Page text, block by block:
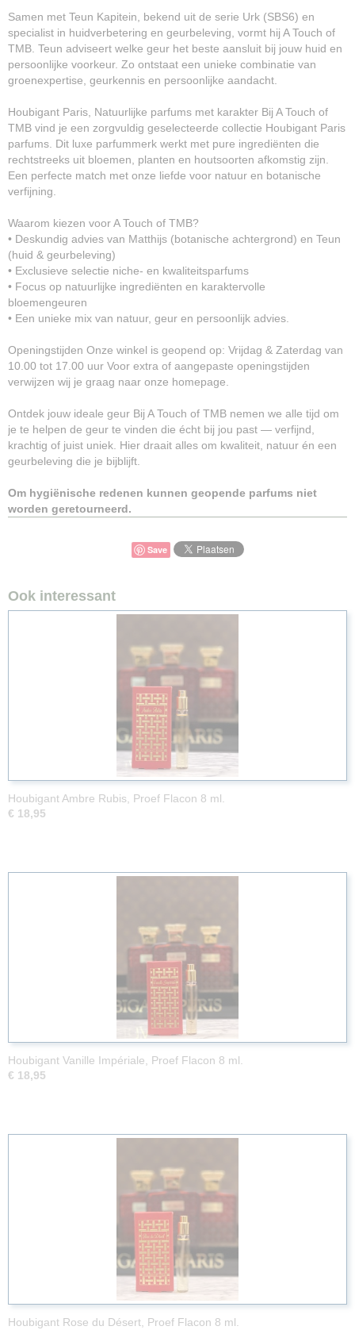
Samen met Teun Kapitein, bekend uit de serie Urk (SBS6) en
specialist in huidverbetering en geurbeleving, vormt hij A Touch of
TMB. Teun adviseert welke geur het beste aansluit bij jouw huid en
persoonlijke voorkeur. Zo ontstaat een unieke combinatie van
groenexpertise, geurkennis en persoonlijke aandacht.
Houbigant Paris, Natuurlijke parfums met karakter Bij A Touch of
TMB vind je een zorgvuldig geselecteerde collectie Houbigant Paris
parfums. Dit luxe parfummerk werkt met pure ingrediënten die
rechtstreeks uit bloemen, planten en houtsoorten afkomstig zijn.
Een perfecte match met onze liefde voor natuur en botanische
verfijning.
Waarom kiezen voor A Touch of TMB?
• Deskundig advies van Matthijs (botanische achtergrond) en Teun
(huid & geurbeleving)
• Exclusieve selectie niche- en kwaliteitsparfums
• Focus op natuurlijke ingrediënten en karaktervolle
bloemengeuren
• Een unieke mix van natuur, geur en persoonlijk advies.
Openingstijden Onze winkel is geopend op: Vrijdag & Zaterdag van
10.00 tot 17.00 uur Voor extra of aangepaste openingstijden
verwijzen wij je graag naar onze homepage.
Ontdek jouw ideale geur Bij A Touch of TMB nemen we alle tijd om
je te helpen de geur te vinden die écht bij jou past — verfijnd,
krachtig of juist uniek. Hier draait alles om kwaliteit, natuur én een
geurbeleving die je bijblijft.
Om hygiënische redenen kunnen geopende parfums niet
worden geretourneerd.
Save
Ook interessant
Houbigant Ambre Rubis, Proef Flacon 8 ml.
€ 18,95
Houbigant Vanille Impériale, Proef Flacon 8 ml.
€ 18,95
Houbigant Rose du Désert, Proef Flacon 8 ml.